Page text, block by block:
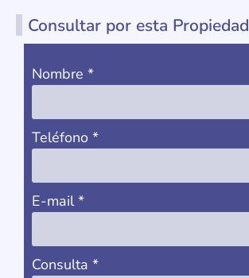
Consultar por esta Propiedad
Nombre *
Teléfono *
E-mail*
Consulta *